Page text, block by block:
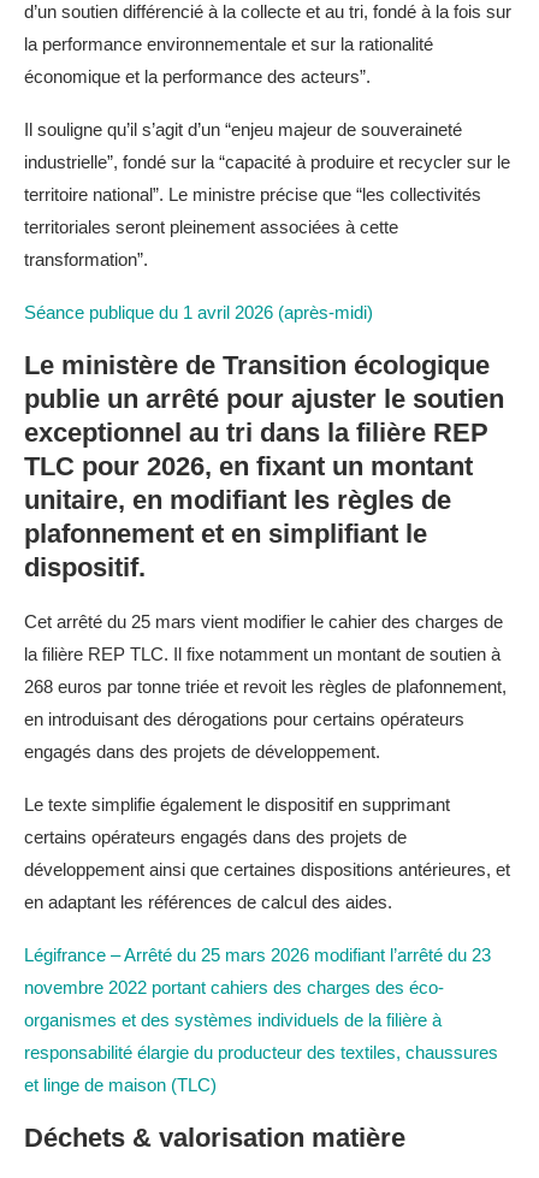
d’un soutien différencié à la collecte et au tri, fondé à la fois sur
la performance environnementale et sur la rationalité
économique et la performance des acteurs”.
Il souligne qu’il s’agit d’un “enjeu majeur de souveraineté
industrielle”, fondé sur la “capacité à produire et recycler sur le
territoire national”. Le ministre précise que “les collectivités
territoriales seront pleinement associées à cette
transformation”.
Séance publique du 1 avril 2026 (après-midi)
Le ministère de Transition écologique
publie un arrêté pour ajuster le soutien
exceptionnel au tri dans la filière REP
TLC pour 2026, en fixant un montant
unitaire, en modifiant les règles de
plafonnement et en simplifiant le
dispositif.
Cet arrêté du 25 mars vient modifier le cahier des charges de
la filière REP TLC. Il fixe notamment un montant de soutien à
268 euros par tonne triée et revoit les règles de plafonnement,
en introduisant des dérogations pour certains opérateurs
engagés dans des projets de développement.
Le texte simplifie également le dispositif en supprimant
certains opérateurs engagés dans des projets de
développement ainsi que certaines dispositions antérieures, et
en adaptant les références de calcul des aides.
Légifrance – Arrêté du 25 mars 2026 modifiant l’arrêté du 23
novembre 2022 portant cahiers des charges des éco-
organismes et des systèmes individuels de la filière à
responsabilité élargie du producteur des textiles, chaussures
et linge de maison (TLC)
Déchets & valorisation matière